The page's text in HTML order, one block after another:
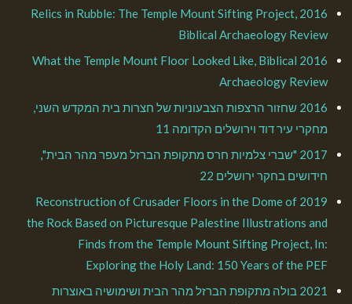
2016 Relics in Rubble: The Temple Mount Sifting Project,
Biblical Archaeology Review
2016 What the Temple Mount Floor Looked Like, Biblical
Archaeology Review
2016 שחזור הרצפות הצבעוניות של חצרות בית המקדש השני,
מחקרי עיר דוד וירושלים הקדומה 11
2017 "שברי צלמיות חרס מתקופת הברזל מעפר מהר הבית",
חידושים בחקר ירושלים 22
2019 Reconstruction of Crusader Floors in the Dome of
the Rock Based on Picturesque Palestine Illustrations and
Finds from the Temple Mount Sifting Project, In:
Exploring the Holy Land: 150 Years of the PEF
2021 בולה מתקופת הברזל מהר הבית ושימושיה באוצרות